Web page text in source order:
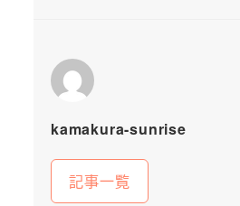
kamakura-sunrise
記事一覧